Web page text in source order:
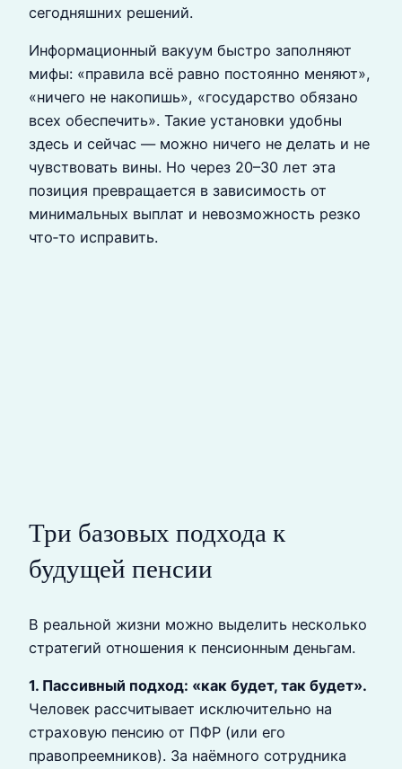
сегодняшних решений.
Информационный вакуум быстро заполняют
мифы: «правила всё равно постоянно меняют»,
«ничего не накопишь», «государство обязано
всех обеспечить». Такие установки удобны
здесь и сейчас — можно ничего не делать и не
чувствовать вины. Но через 20–30 лет эта
позиция превращается в зависимость от
минимальных выплат и невозможность резко
что‑то исправить.
Три базовых подхода к
будущей пенсии
В реальной жизни можно выделить несколько
стратегий отношения к пенсионным деньгам.
1. Пассивный подход: «как будет, так будет».
Человек рассчитывает исключительно на
страховую пенсию от ПФР (или его
правопреемников). За наёмного сотрудника